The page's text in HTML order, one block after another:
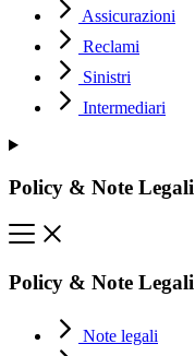
Assicurazioni
Reclami
Sinistri
Intermediari
Policy & Note Legali
Policy & Note Legali
Note legali